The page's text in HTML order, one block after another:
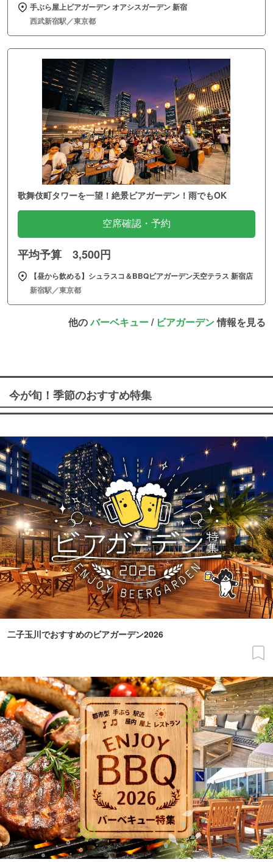
手ぶら屋上ビアガーデン オアシスガーデン 新宿
西武新宿駅／東京都
歌舞伎町タワーを一望！絶景ビアガーデン！雨でもOK
空席確認・予約
平均予算 3,500円
【昼から飲める】シュラスコ＆BBQビアガーデン天空テラス 新宿店
新宿駅／東京都
他のバーベキュー/ ビアガーデン情報を見る
今が旬！季節のおすすめ特集
二子玉川でおすすめのビアガーデン2026